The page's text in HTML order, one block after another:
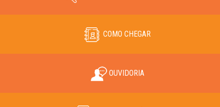
COMO CHEGAR
OUVIDORIA